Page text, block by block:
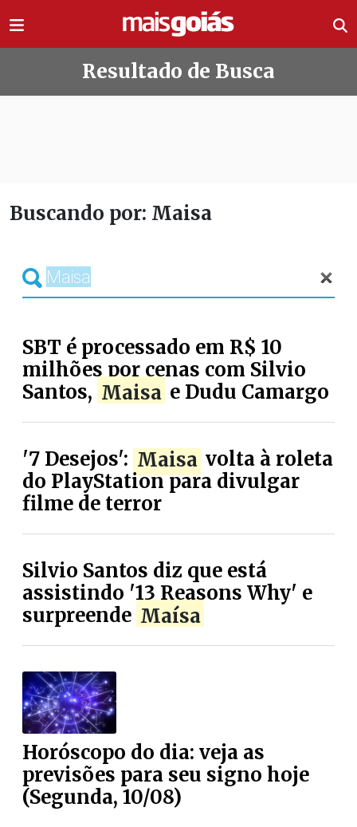
Resultado de Busca
Buscando por: Maisa
SBT é processado em R$ 10
milhões por cenas com Silvio
Santos, Maisa e Dudu Camargo
'7 Desejos': Maisa volta à roleta
do PlayStation para divulgar
filme de terror
Silvio Santos diz que está
assistindo '13 Reasons Why' e
surpreende Maísa
Horóscopo do dia: veja as
previsões para seu signo hoje
(Segunda, 10/08)